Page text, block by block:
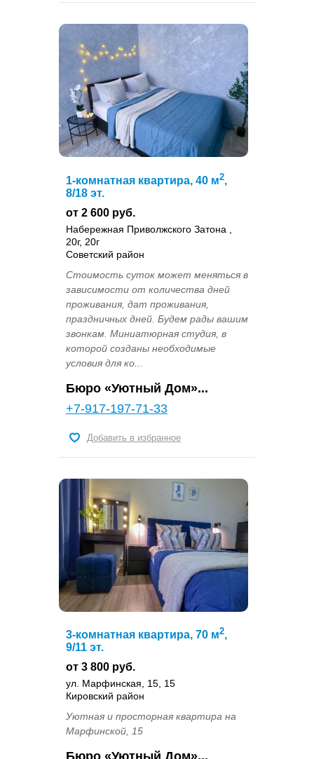
1-комнатная квартира, 40 м2,
8/18 эт.
от 2 600 руб.
Набережная Приволжского Затона ,
20г, 20г
Советский район
Стоимость суток может меняться в
зависимости от количества дней
проживания, дат проживания,
праздничных дней. Будем рады вашим
звонкам. Миниатюрная студия, в
которой созданы необходимые
условия для ко...
Бюро «Уютный Дом»...
+7-917-197-71-33
Добавить в избранное
3-комнатная квартира, 70 м2,
9/11 эт.
от 3 800 руб.
ул. Марфинская, 15, 15
Кировский район
Уютная и просторная квартира на
Марфинской, 15
Бюро «Уютный Дом»...